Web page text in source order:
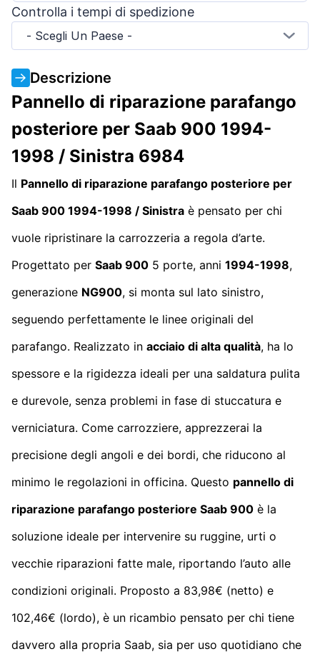
Controlla i tempi di spedizione
- Scegli Un Paese -
Descrizione
Pannello di riparazione parafango
posteriore per Saab 900 1994-
1998 / Sinistra 6984
Il Pannello di riparazione parafango posteriore per
Saab 900 1994-1998 / Sinistra è pensato per chi
vuole ripristinare la carrozzeria a regola d’arte.
Progettato per Saab 900 5 porte, anni 1994-1998,
generazione NG900, si monta sul lato sinistro,
seguendo perfettamente le linee originali del
parafango. Realizzato in acciaio di alta qualità, ha lo
spessore e la rigidezza ideali per una saldatura pulita
e durevole, senza problemi in fase di stuccatura e
verniciatura. Come carrozziere, apprezzerai la
precisione degli angoli e dei bordi, che riducono al
minimo le regolazioni in officina. Questo pannello di
riparazione parafango posteriore Saab 900 è la
soluzione ideale per intervenire su ruggine, urti o
vecchie riparazioni fatte male, riportando l’auto alle
condizioni originali. Proposto a 83,98€ (netto) e
102,46€ (lordo), è un ricambio pensato per chi tiene
davvero alla propria Saab, sia per uso quotidiano che